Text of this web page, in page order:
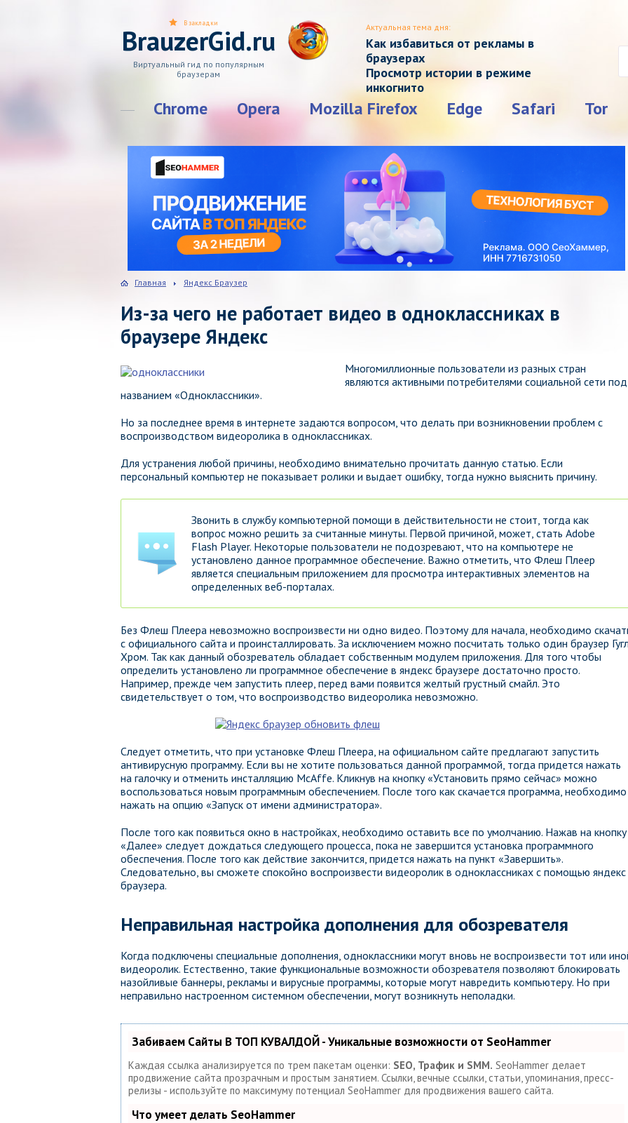
BrauzerGid.ru
Виртуальный гид по популярным
браузерам
Актуальная тема дня:
Как избавиться от рекламы в
браузерах
Просмотр истории в режиме
инкогнито
Chrome Opera Mozilla Firefox Edge Safari Tor
В закладки
Главная Яндекс Браузер
Из-за чего не работает видео в одноклассниках в
браузере Яндекс
Многомиллионные пользователи из разных стран
являются активными потребителями социальной сети под
названием «Одноклассники».
Но за последнее время в интернете задаются вопросом, что делать при возникновении проблем с
воспроизводством видеоролика в одноклассниках.
Для устранения любой причины, необходимо внимательно прочитать данную статью. Если
персональный компьютер не показывает ролики и выдает ошибку, тогда нужно выяснить причину.
Звонить в службу компьютерной помощи в действительности не стоит, тогда как
вопрос можно решить за считанные минуты. Первой причиной, может, стать Adobe
Flash Player. Некоторые пользователи не подозревают, что на компьютере не
установлено данное программное обеспечение. Важно отметить, что Флеш Плеер
является специальным приложением для просмотра интерактивных элементов на
определенных веб-порталах.
Без Флеш Плеера невозможно воспроизвести ни одно видео. Поэтому для начала, необходимо
с официального сайта и проинсталлировать. За исключением можно посчитать только один браузер
Хром. Так как данный обозреватель обладает собственным модулем приложения. Для того чтобы
определить установлено ли программное обеспечение в яндекс браузере достаточно просто.
Например, прежде чем запустить плеер, перед вами появится желтый грустный смайл. Это
свидетельствует о том, что воспроизводство видеоролика невозможно.
Следует отметить, что при установке Флеш Плеера, на официальном сайте предлагают запустить
антивирусную программу. Если вы не хотите пользоваться данной программой, тогда придется нажать
на галочку и отменить инсталляцию McAffe. Кликнув на кнопку «Установить прямо сейчас» можно
воспользоваться новым программным обеспечением. После того как скачается программа, необходимо
нажать на опцию «Запуск от имени администратора».
После того как появиться окно в настройках, необходимо оставить все по умолчанию. Нажав на кнопку
«Далее» следует дождаться следующего процесса, пока не завершится установка программного
обеспечения. После того как действие закончится, придется нажать на пункт «Завершить».
Следовательно, вы сможете спокойно воспроизвести видеоролик в одноклассниках с помощью яндекс
браузера.
Неправильная настройка дополнения для обозревателя
Когда подключены специальные дополнения, одноклассники могут вновь не воспроизвести тот или
видеоролик. Естественно, такие функциональные возможности обозревателя позволяют блокировать
назойливые баннеры, рекламы и вирусные программы, которые могут навредить компьютеру. Но при
неправильно настроенном системном обеспечении, могут возникнуть неполадки.
Забиваем Сайты В ТОП КУВАЛДОЙ - Уникальные возможности от SeoHammer
Каждая ссылка анализируется по трем пакетам оценки: SEO, Трафик и SMM. SeoHammer делает
продвижение сайта прозрачным и простым занятием. Ссылки, вечные ссылки, статьи, упоминания, пресс-
релизы - используйте по максимуму потенциал SeoHammer для продвижения вашего сайта.
Что умеет делать SeoHammer